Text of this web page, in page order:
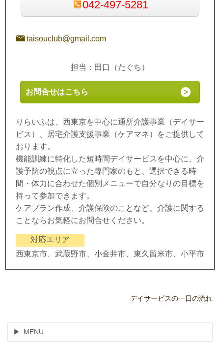
042-497-5281
taisouclub@gmail.com
担当：田口（たぐち）
お問合せはこちら
りらいふは、西東京を中心に通所介護事業（デイサー
ビス）、居宅介護支援事業（ケアマネ）をご提供して
おります。
機能訓練に特化した短時間デイサービスを中心に、介
護予防の視点に立った専門家のもと、選択できる時
間・体力に合わせた個別メニューで自分なりの目標を
持って参加できます。
ケアプラン作成、介護保険のことなど、介護に関する
ことならお気軽にお問合せください。
対応エリア
西東京市、武蔵野市、小金井市、東久留米市、小平市
デイサービスの一日の流れ
MENU